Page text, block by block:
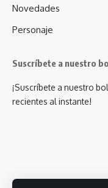
Novedades
Personaje
Suscríbete a nuestro
¡Suscríbete a nuestro
recientes al instante!